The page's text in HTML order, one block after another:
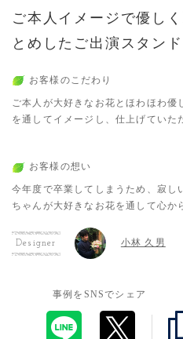
ご本人イメージで優し
とめしたご出演スタン
お客様のこだわり
ご本人が大好きなお花とほわほわ
を通してイメージし、仕上げていた
お客様の想い
今年度で卒業してしまうため、寂し
ちゃんが大好きなお花を通して心か
Designer 小林 久男
事例をSNSでシェア